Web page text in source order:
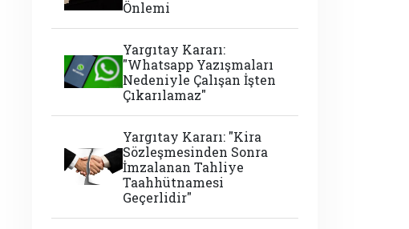
Önlemi
Yargıtay Kararı:
"Whatsapp Yazışmaları
Nedeniyle Çalışan İşten
Çıkarılamaz"
Yargıtay Kararı: "Kira
Sözleşmesinden Sonra
İmzalanan Tahliye
Taahhütnamesi
Geçerlidir"